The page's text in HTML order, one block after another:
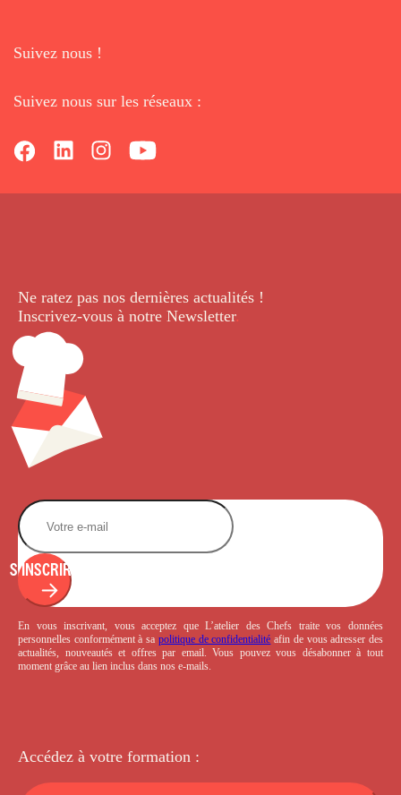
Suivez nous !
Suivez nous sur les réseaux :
Ne ratez pas nos dernières actualités !
Inscrivez-vous à notre Newsletter.
S'INSCRIRE
En vous inscrivant, vous acceptez que L’atelier des Chefs traite vos données
personnelles conformément à sa politique de confidentialité afin de vous adresser des
actualités, nouveautés et offres par email. Vous pouvez vous désabonner à tout
moment grâce au lien inclus dans nos e-mails.
Accédez à votre formation :